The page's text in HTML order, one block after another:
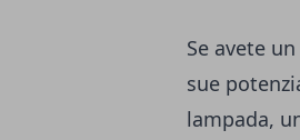
Se avete
sue
lampada,